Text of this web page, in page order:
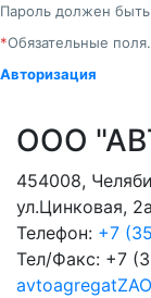
Пароль должен
*Обязательные поля.
Авторизация
ООО
454008,
ул.Цинковая,
Телефон: +7
Тел/Факс: +7